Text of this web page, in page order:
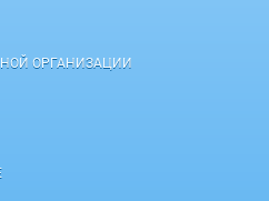
ОРГАНИЗАЦИИ